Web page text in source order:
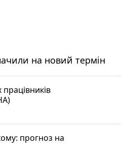
на новий термін
прогноз на